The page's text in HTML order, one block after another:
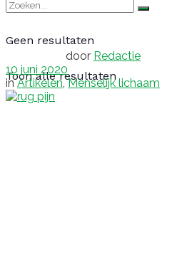
Geen resultaten
Toon alle resultaten
door Redactie
10 juni 2020
in Artikelen,Menselijk lichaam